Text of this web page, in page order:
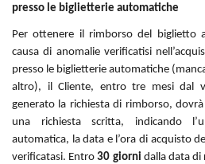
presso le biglietterie automatiche
Per ottenere il rimborso del biglietto
causa di anomalie verificatisi
presso le biglietterie automatiche
altro), il Cliente, entro tre mesi dal
generato la richiesta di rimborso,
una richiesta scritta, indicando
automatica, la data e l’ora di acquisto
verificatasi. Entro30 giorni dalla data di